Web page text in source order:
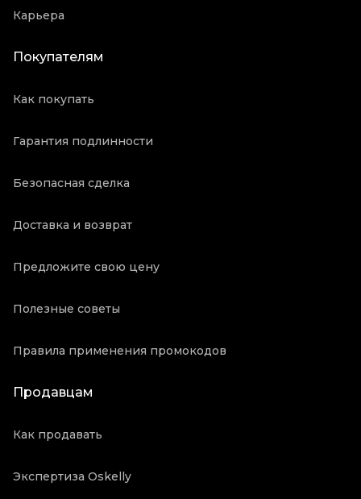
Карьера
Покупателям
Как покупать
Гарантия подлинности
Безопасная сделка
Доставка и возврат
Предложите свою цену
Полезные советы
Правила применения промокодов
Продавцам
Как продавать
Экспертиза Oskelly